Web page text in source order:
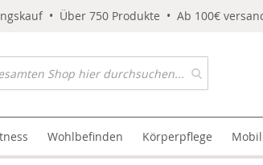
• Über 750 Produkte • Ab 100€
Wohlbefinden Körperpflege